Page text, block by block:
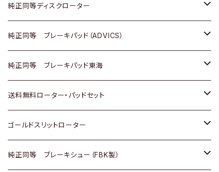
マツダ
三菱
スバル
日野
三菱ふそう
ＢＭＷ
ダイハツ
マツダ
三菱
日野
三菱ふそう
ダイハツ
三菱
日野
三菱ふそう
その他
日産
ダイハツ
マツダ
三菱
スバル
スズキ
日産
いすゞ
ダイハツ
マツダ
三菱
日産
いすゞ
ダイハツ
マツダ
三菱
トヨタ
ホンダ
スズキ
日産
ダイハツ
マツダ
純正同等ディスクローター
トヨタ
ホンダ
スズキ
日産
いすゞ
純正同等 ブレーキパッド（ADVICS）
トヨタ
ホンダ
スズキ
日産
純正同等 ブレーキパッド東海
トヨタ
ホンダ
日産
送料無料ローター・パッドセット
トヨタ
ホンダ
ゴールドスリットローター
トヨタ
純正同等 ブレーキシュー（FBK製）